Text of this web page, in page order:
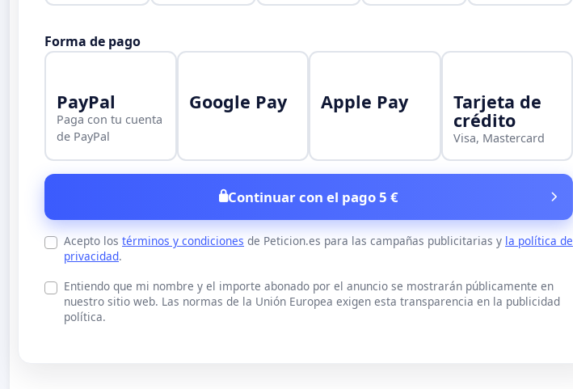
Forma de pago
PayPal
Paga con tu cuenta
de PayPal
Google Pay Apple Pay Tarjeta de
crédito
Visa, Mastercard
Continuar con el pago 5 €
Acepto los términos y condiciones de Peticion.es para las campañas publicitarias y la política de
privacidad.
Entiendo que mi nombre y el importe abonado por el anuncio se mostrarán públicamente en
nuestro sitio web. Las normas de la Unión Europea exigen esta transparencia en la publicidad
política.